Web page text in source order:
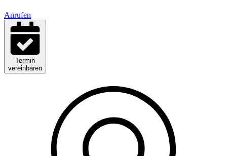
Anrufen
Termin
vereinbaren